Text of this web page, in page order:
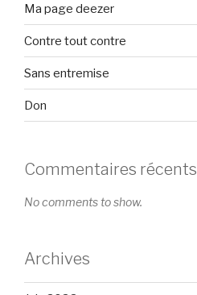
Ma page deezer
Contre tout contre
Sans entremise
Don
Commentaires récents
No comments to show.
Archives